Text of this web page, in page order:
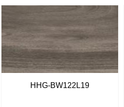
HHG-BW122L19
Gạch ốp lát giá rẻ tại Quảng